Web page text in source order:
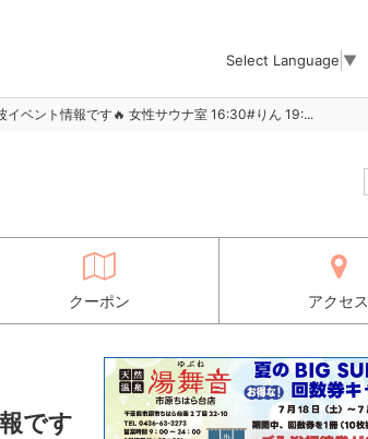
Select Language ▼
ベント情報です🔥 女性サウナ室 16:30#りん 19:...
クーポン アクセス
です